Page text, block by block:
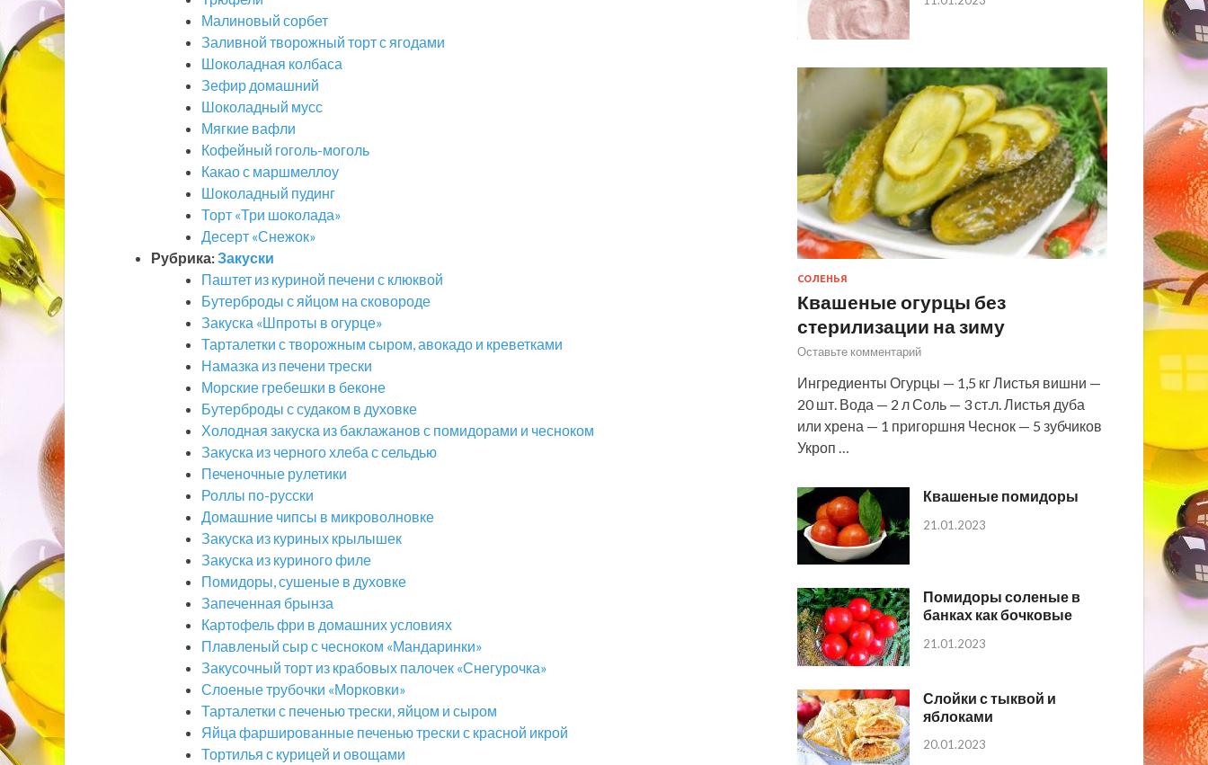
Малиновый сорбет
Заливной творожный торт с ягодами
Шоколадная колбаса
Зефир домашний
Шоколадный мусс
Мягкие вафли
Кофейный гоголь-моголь
Какао с маршмеллоу
Шоколадный пудинг
Торт «Три шоколада»
Десерт «Снежок»
Рубрика:Закуски
Паштет из куриной печени с клюквой
Бутерброды с яйцом на сковороде
Закуска «Шпроты в огурце»
Тарталетки с творожным сыром, авокадо и креветками
Намазка из печени трески
Морские гребешки в беконе
Бутерброды с судаком в духовке
Холодная закуска из баклажанов с помидорами и чесноком
Закуска из черного хлеба с сельдью
Печеночные рулетики
Роллы по-русски
Домашние чипсы в микроволновке
Закуска из куриных крылышек
Закуска из куриного филе
Помидоры, сушеные в духовке
Запеченная брынза
Картофель фри в домашних условиях
Плавленый сыр с чесноком «Мандаринки»
Закусочный торт из крабовых палочек «Снегурочка»
Слоеные трубочки «Морковки»
Тарталетки с печенью трески, яйцом и сыром
Яйца фаршированные печенью трески с красной икрой
Тортилья с курицей и овощами
СОЛЕНЬЯ
Квашеные огурцы без
стерилизации на зиму
Оставьте комментарий
Ингредиенты Огурцы — 1,5 кг Листья вишни —
20 шт. Вода — 2 л Соль — 3 ст.л. Листья дуба
или хрена — 1 пригоршня Чеснок — 5 зубчиков
Укроп …
Квашеные помидоры
21.01.2023
Помидоры соленые в
банках как бочковые
21.01.2023
Слойки с тыквой и
яблоками
20.01.2023